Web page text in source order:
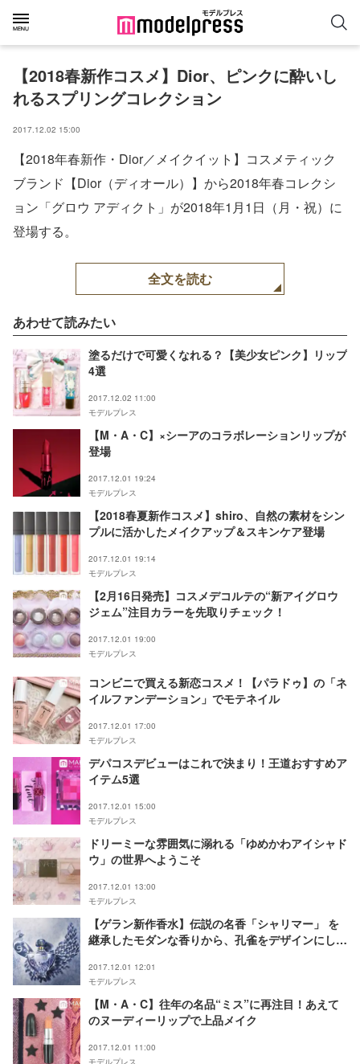
【2018春新作コスメ】Dior、ピンクに酔いし
れるスプリングコレクション
2017.12.02 15:00
【2018年春新作・Dior／メイクイット】コスメティック
ブランド【Dior（ディオール）】から2018年春コレクシ
ョン「グロウ アディクト」が2018年1月1日（月・祝）に
登場する。
全文を読む
あわせて読みたい
塗るだけで可愛くなれる？【美少女ピンク】リップ
4選
2017.12.02 11:00
モデルプレス
【M・A・C】×シーアのコラボレーションリップが
登場
2017.12.01 19:24
モデルプレス
【2018春夏新作コスメ】shiro、自然の素材をシン
プルに活かしたメイクアップ＆スキンケア登場
2017.12.01 19:14
モデルプレス
【2月16日発売】コスメデコルテの“新アイグロウ
ジェム”注目カラーを先取りチェック！
2017.12.01 19:00
モデルプレス
コンビニで買える新恋コスメ！【パラドゥ】の「ネ
イルファンデーション」でモテネイル
2017.12.01 17:00
モデルプレス
デパコスデビューはこれで決まり！王道おすすめア
イテム5選
2017.12.01 15:00
モデルプレス
ドリーミーな雰囲気に溺れる「ゆめかわアイシャド
ウ」の世界へようこそ
2017.12.01 13:00
モデルプレス
【ゲラン新作香水】伝説の名香「シャリマー」 を
継承したモダンな香りから、孔雀をデザインにした
2017.12.01 12:01
モデルプレス
【M・A・C】往年の名品“ミス”に再注目！あえて
のヌーディーリップで上品メイク
2017.12.01 11:00
モデルプレス